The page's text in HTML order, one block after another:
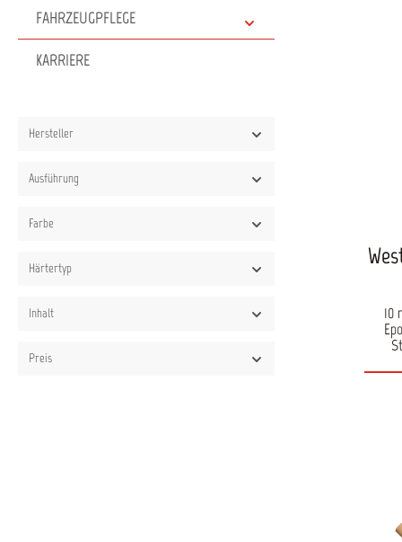
FAHRZEUGPFLEGE
KARRIERE
Hersteller
Ausführung
Farbe
Härtertyp
Inhalt
Preis
10